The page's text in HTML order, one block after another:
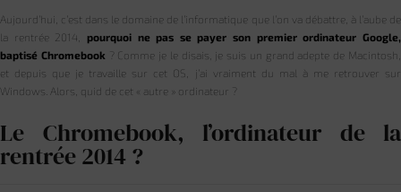
Aujourd’hui, c’est dans le domaine de l’informatique que l’on va débattre, à l’aube de
la rentrée 2014, pourquoi ne pas se payer son premier ordinateur Google,
baptisé Chromebook ? Comme je le disais, je suis un grand adepte de Macintosh,
et depuis que je travaille sur cet OS, j’ai vraiment du mal à me retrouver sur
Windows. Alors, quid de cet « autre » ordinateur ?
Le Chromebook, l’ordinateur de la
rentrée 2014 ?